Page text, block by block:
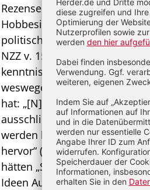
Rezensenten zu der
Hobbesianer, einem
politischen Theorie zu tun
NZZ v. 15.03.). Gerhardts
kenntnisreiche und
weswegen der Philosoph
hat: „[N]ur, wo die politische
ausschließt, so dass von
werden kann, geht aus der
hervor“ (S. 38). Würde das
hätten „Schurkenstaaten“
Ideen Auftrieb verleiht, darf